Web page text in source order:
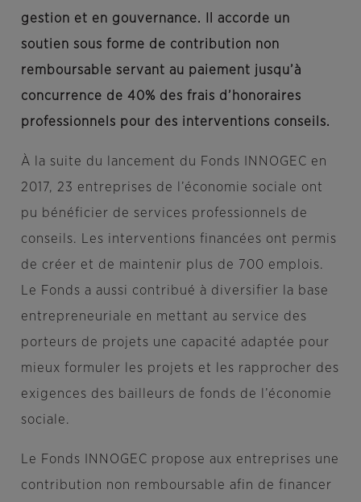
gestion et en gouvernance. Il accorde un
soutien sous forme de contribution non
remboursable servant au paiement jusqu’à
concurrence de 40% des frais d’honoraires
professionnels pour des interventions conseils.
À la suite du lancement du Fonds INNOGEC en
2017, 23 entreprises de l’économie sociale ont
pu bénéficier de services professionnels de
conseils. Les interventions financées ont permis
de créer et de maintenir plus de 700 emplois.
Le Fonds a aussi contribué à diversifier la base
entrepreneuriale en mettant au service des
porteurs de projets une capacité adaptée pour
mieux formuler les projets et les rapprocher des
exigences des bailleurs de fonds de l’économie
sociale.
Le Fonds INNOGEC propose aux entreprises une
contribution non remboursable afin de financer